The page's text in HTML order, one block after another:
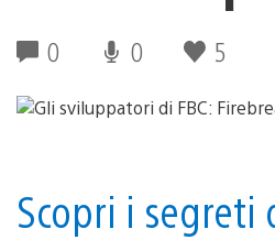
0 0 5
Scopri i segreti